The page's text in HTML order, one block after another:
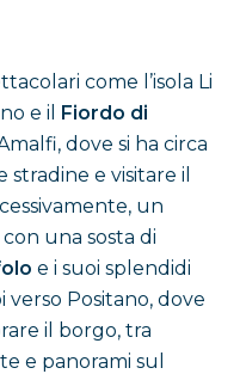
come l’isola Li
e il Fiordo di
dove si ha circa
stradine e visitare il
un
una sosta di
e i suoi splendidi
Positano, dove
il borgo, tra
e panorami sul